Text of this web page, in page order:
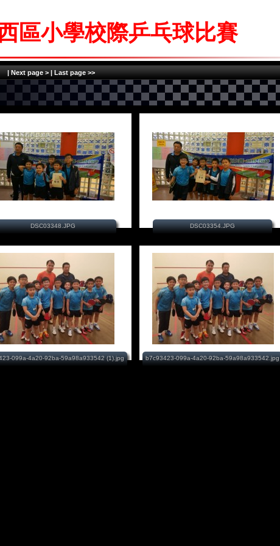
區小學校際乒乓球比賽
| Next page > | Last page >>
DSC03348.JPG DSC03354.JPG
099a-4a20-92ba-59a98a933542 (1).jpg b7c93423-099a-4a20-92ba-59a98a933542.jpg